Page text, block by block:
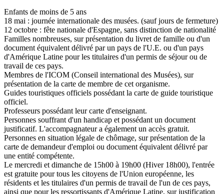
Enfants de moins de 5 ans
18 mai : journée internationale des musées. (sauf jours de fermeture)
12 octobre : fête nationale d'Espagne, sans distinction de nationalité
Familles nombreuses, sur présentation du livret de famille ou d'un
document équivalent délivré par un pays de l'U.E. ou d'un pays
d'Amérique Latine pour les titulaires d'un permis de séjour ou de
travail de ces pays.
Membres de l'ICOM (Conseil international des Musées), sur
présentation de la carte de membre de cet organisme.
Guides touristiques officiels possédant la carte de guide touristique
officiel.
Professeurs possédant leur carte d'enseignant.
Personnes souffrant d'un handicap et possédant un document
justificatif. L'accompagnateur a également un accès gratuit.
Personnes en situation légale de chômage, sur présentation de la
carte de demandeur d'emploi ou document équivalent délivré par
une entité compétente.
Le mercredi et dimanche de 15h00 à 19h00 (Hiver 18h00), l'entrée
est gratuite pour tous les citoyens de l'Union européenne, les
résidents et les titulaires d'un permis de travail de l'un de ces pays,
ainsi que pour les ressortissants d'Amérique Latine, sur justification